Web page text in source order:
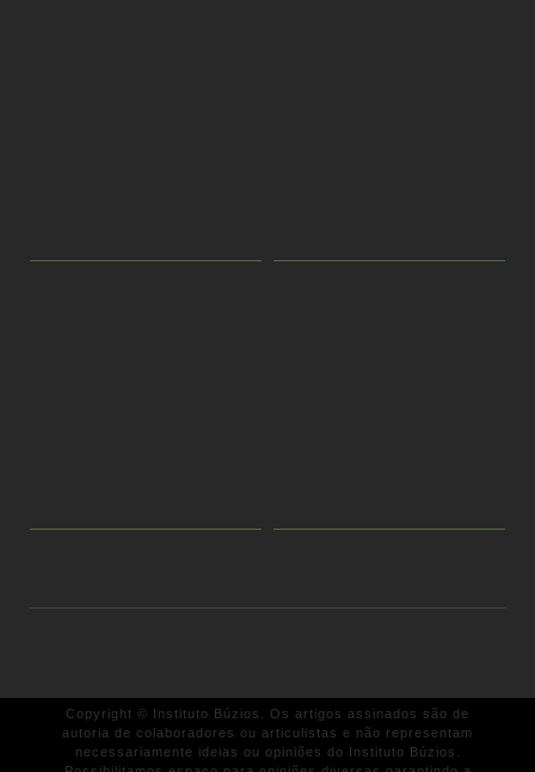
Copyright © Instituto Búzios. Os artigos assinados são de
autoria de colaboradores ou articulistas e não representam
necessariamente ideias ou opiniões do Instituto Búzios.